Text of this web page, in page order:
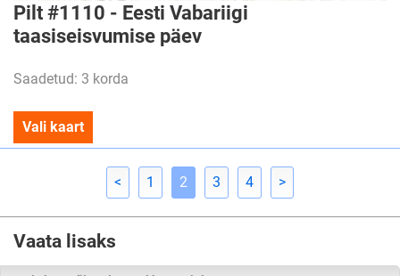
Pilt #1110 - Eesti Vabariigi
taasiseisvumise päev
Saadetud: 3 korda
Vali kaart
< 1 2 3 4 >
Vaata lisaks